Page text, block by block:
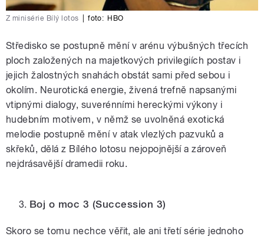
Z minisérie Bílý lotos foto: HBO
Středisko se postupně mění v arénu výbušných třecích
ploch založených na majetkových privilegiích postav i
jejich žalostných snahách obstát sami před sebou i
okolím. Neurotická energie, živená trefně napsanými
vtipnými dialogy, suverénními hereckými výkony i
hudebním motivem, v němž se uvolněná exotická
melodie postupně mění v atak vlezlých pazvuků a
skřeků, dělá z Bílého lotosu nejopojnější a zároveň
nejdrásavější dramedii roku.
Boj o moc 3 (Succession 3)
Skoro se tomu nechce věřit, ale ani třetí série jednoho